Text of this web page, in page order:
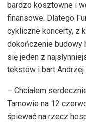
bardzo kosztowne i
finansowe. Dlatego
cykliczne koncerty, z
dokończenie budowy
się jeden z
tekstów i bart Andrzej
– Chciałem
Tarnowie na 12
śpiewać na rzecz